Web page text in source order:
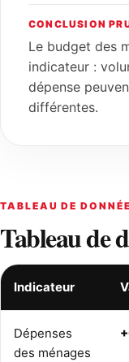
CONCLUSION
Le budget des
indicateur :
dépense
différentes.
TABLEAU DE
Tableau de
Indicateur
Dépenses
des ménages